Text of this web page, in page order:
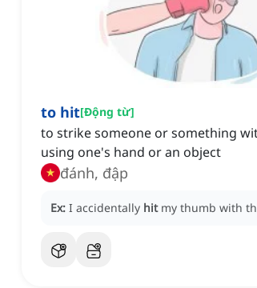
to hit[Động từ]
to strike someone or something
using one's hand or an object
đánh, đập
Ex: I accidentally hit my thumb with